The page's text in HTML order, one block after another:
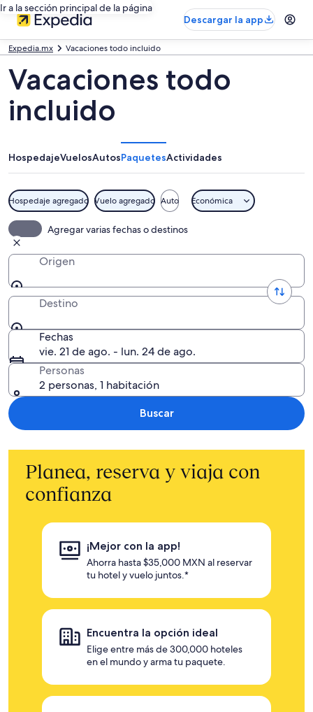
Ir a la sección principal de la página
Descargar la app
Expedia.mx Vacaciones todo incluido
Vacaciones todo
incluido
HospedajeVuelosAutosPaquetesActividades
Hospedaje agregado Vuelo agregado Auto Económica
Agregar varias fechas o destinos
Origen
Destino
Fechas
vie. 21 de ago. - lun. 24 de ago.
Personas
2 personas, 1 habitación
Buscar
Planea, reserva y viaja con
confianza
¡Mejor con la app!
Ahorra hasta $35,000 MXN al reservar
tu hotel y vuelo juntos.*
Encuentra la opción ideal
Elige entre más de 300,000 hoteles
en el mundo y arma tu paquete.